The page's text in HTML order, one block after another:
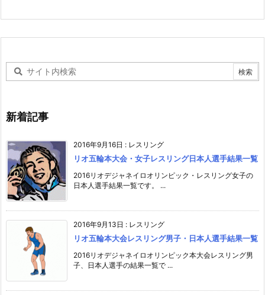
新着記事
2016年9月16日 : レスリング
リオ五輪本大会・女子レスリング日本人選手結果一覧
2016リオデジャネイロオリンピック・レスリング女子の
日本人選手結果一覧です。 ...
2016年9月13日 : レスリング
リオ五輪本大会レスリング男子・日本人選手結果一覧
2016リオデジャネイロオリンピック本大会レスリング男
子、日本人選手の結果一覧で ...